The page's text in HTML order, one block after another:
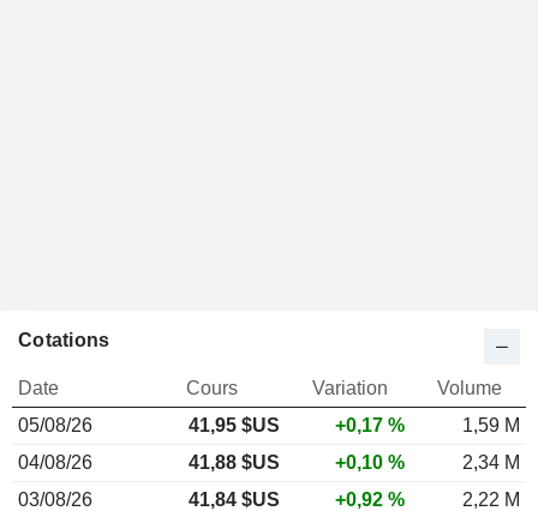
Cotations
Date Cours Variation
Volume
05/08/26
41,95 $US +0,17 %
1,59 M
04/08/26
41,88 $US +0,10 %
2,34 M
03/08/26
41,84 $US +0,92 %
2,22 M